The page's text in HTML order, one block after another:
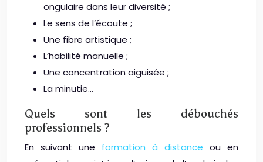
ongulaire dans leur diversité ;
Le sens de l’écoute ;
Une fibre artistique ;
L’habilité manuelle ;
Une concentration aiguisée ;
La minutie…
Quels sont les débouchés
professionnels ?
En suivant une formation à distance ou en